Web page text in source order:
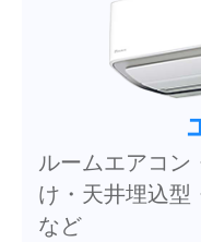
ルームエアコン
け・天井埋込型
など